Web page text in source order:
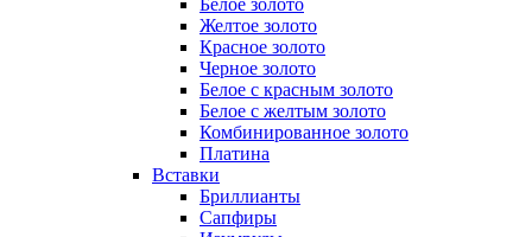
Белое золото
Желтое золото
Красное золото
Черное золото
Белое с красным золото
Белое с желтым золото
Комбинированное золото
Платина
Вставки
Бриллианты
Сапфиры